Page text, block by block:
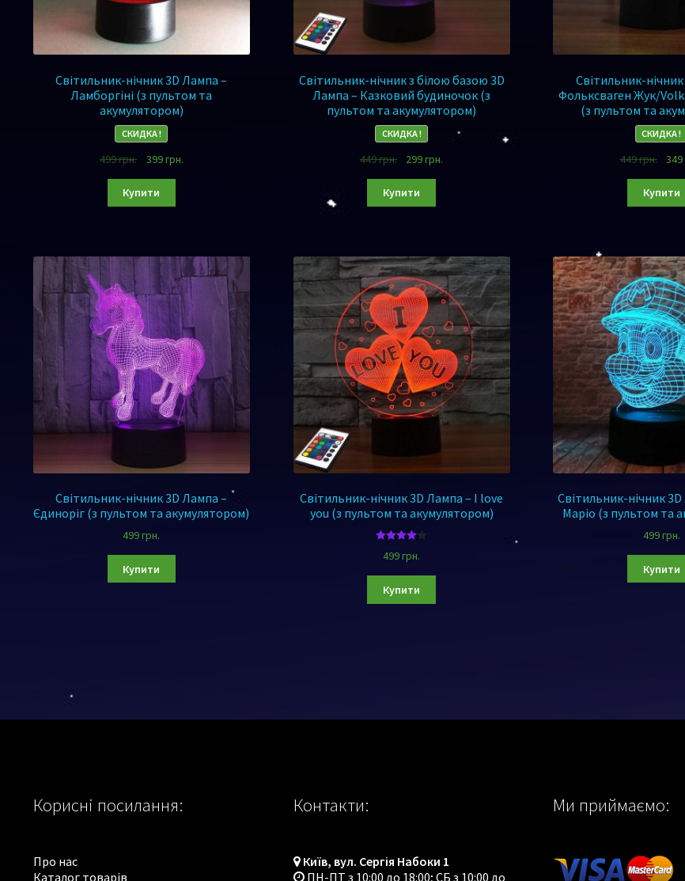
Світильник-нічник 3D Лампа –
Ламборгіні (з пультом та
акумулятором)
СКИДКА !
499грн. 399грн.
Купити
Світильник-нічник з білою базою 3D
Лампа – Казковий будиночок (з
пультом та акумулятором)
СКИДКА !
449грн. 299грн.
Купити
Світильник-
Фольксваген Жук/
(з пультом та
СКИДКА !
449грн. 349
Купити
Світильник-нічник 3D Лампа –
Єдиноріг (з пультом та акумулятором)
499грн.
Купити
Світильник-нічник 3D Лампа – I love
you (з пультом та акумулятором)
з 5
499грн.
Купити
Світильник-нічник
Маріо (з пультом та
499грн.
Купити
Корисні посилання:
Про нас
Каталог товарів
Контакти:
Київ, вул. Сергія Набоки 1
ПН-ПТ з 10:00 до 18:00; СБ з 10:00 до
Ми приймаємо: